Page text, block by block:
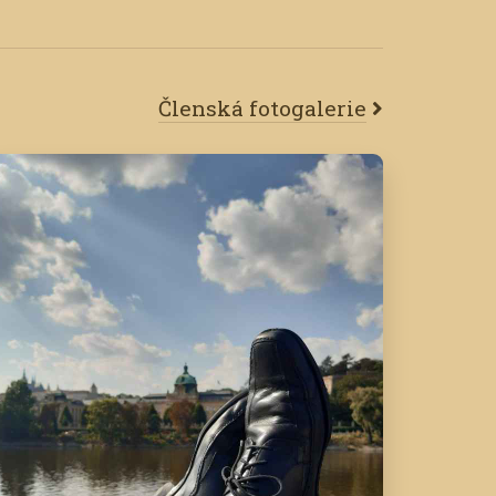
Členská fotogalerie